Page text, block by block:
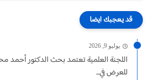
قد يعجبك ايضا
يوليو 9, 2026
اللجنة العلمية تعتمد بحث الدكتور أحمد
للعرض في...